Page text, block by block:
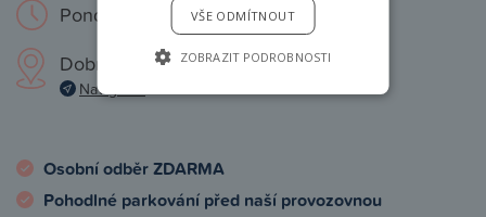
Pondělí – Neděle: 9 – 19 hod.
Dobronická 1257, Praha 4
Navigovat
Osobní odběr ZDARMA
Pohodlné parkování před naší provozovnou
VŠE ODMÍTNOUT
ZOBRAZIT PODROBNOSTI